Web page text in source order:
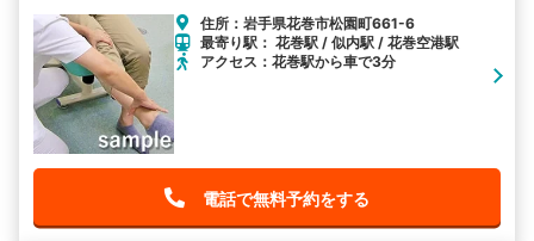
住所：岩手県花巻市松園町661-6
最寄り駅： 花巻駅 / 似内駅 / 花巻空港駅
アクセス：花巻駅から車で3分
電話で無料予約をする